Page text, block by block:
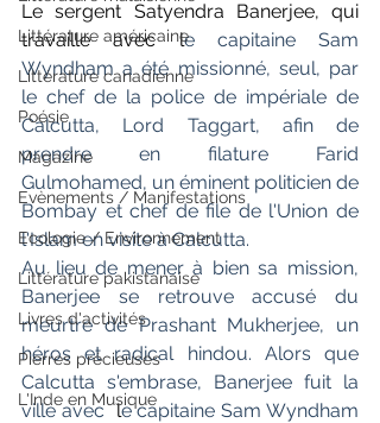
Littérature américaine
Littérature canadienne
Poésie
Magazine
Evènements / Manifestations
Ecologie / Environnement
Littérature pakistanaise
Livres d'activités
Pierres précieuses
L'Inde en Musique
Le sergent Satyendra Banerjee, qui
travaille avec le capitaine Sam
Wyndham a été missionné, seul, par
le chef de la police de impériale de
Calcutta, Lord Taggart, afin de
prendre en filature Farid
Gulmohamed, un éminent politicien de
Bombay et chef de file de l'Union de
l'Islam en visite à Calcutta.
Au lieu de mener à bien sa mission,
Banerjee se retrouve accusé du
meurtre de Prashant Mukherjee, un
héros et radical hindou. Alors que
Calcutta s'embrase, Banerjee fuit la
ville avec le capitaine Sam Wyndham